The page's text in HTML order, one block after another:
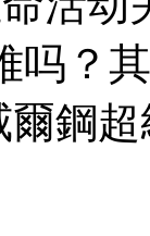
吗？
爾鋼